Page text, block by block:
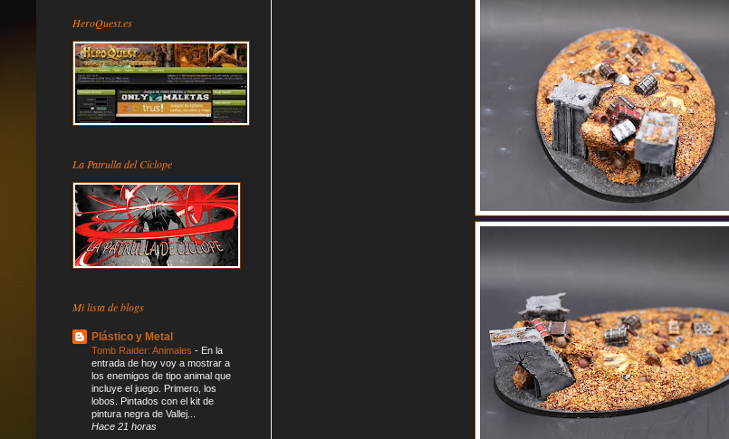
HeroQuest.es
La Patrulla del Cíclope
Mi lista de blogs
Plástico y Metal
Tomb Raider: Animales - En la
entrada de hoy voy a mostrar a
los enemigos de tipo animal que
incluye el juego. Primero, los
lobos. Pintados con el kit de
pintura negra de Vallej...
Hace 21 horas